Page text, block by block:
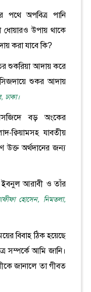
পথে অপবিত্র পানি
উপায় থাকে
করা যাবে কি?
শুকরিয়া আদায় করে
সিজদায়ে শুকর আদায়
ঢাকা।
বড় অংকের
ক্বিয়ামসহ যাবতীয়
উক্ত অর্থদানের জন্য
ইবনুল আরাবী ও তাঁর
হোসেন, নিমতলা,
বিবাহ ঠিক হয়েছে
সম্পর্কে আমি জানি।
জানালে তা গীবত